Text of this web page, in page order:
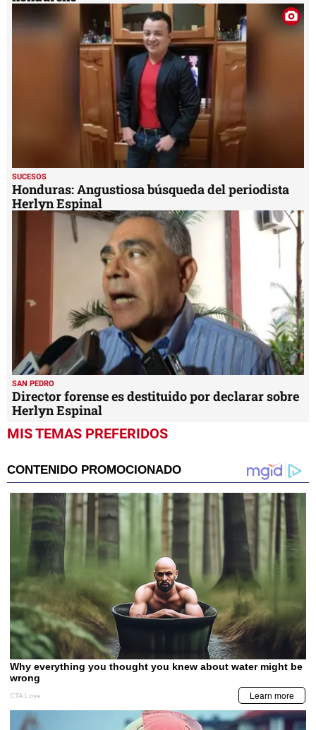
SUCESOS
Honduras: Angustiosa búsqueda del periodista
Herlyn Espinal
SAN PEDRO
Director forense es destituido por declarar sobre
Herlyn Espinal
MIS TEMAS PREFERIDOS